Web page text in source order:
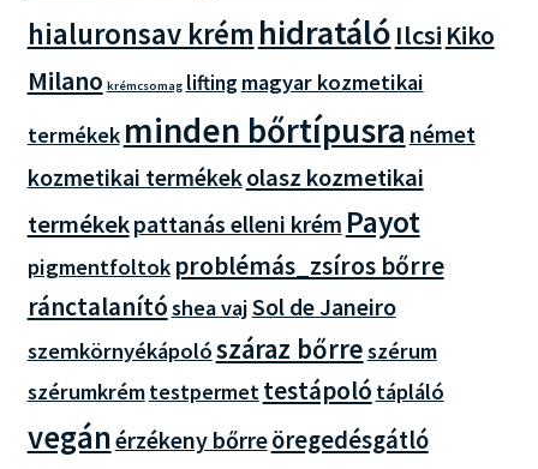
hialuronsav krémhidratáló Ilcsi Kiko
Milano krémcsomag lifting magyar kozmetikai
termékek minden bőrtípusra német
kozmetikai termékekolasz kozmetikai
termékekpattanás elleni krém Payot
pigmentfoltok problémás_zsíros bőrre
ránctalanítóshea vajSol de Janeiro
szemkörnyékápolószáraz bőrreszérum
szérumkrémtestpermettestápoló tápláló
vegánérzékeny bőrreöregedésgátló